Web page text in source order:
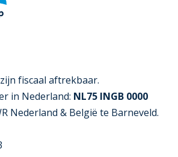
fiscaal aftrekbaar.
in Nederland: NL75 INGB 0000
Nederland & België te Barneveld.